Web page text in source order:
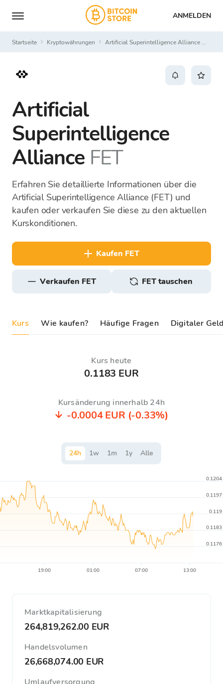
ANMELDEN
Startseite Kryptowährungen Artificial Superintelligence Alliance FET
Artificial
Superintelligence
Alliance FET
Erfahren Sie detaillierte Informationen über die
Artificial Superintelligence Alliance (FET) und
kaufen oder verkaufen Sie diese zu den aktuellen
Kurskonditionen.
kaufen FET
verkaufen FET FET tauschen
Kurs Wie kaufen? Häufige Fragen Digitaler
Kurs heute
0.1183 EUR
Kursänderung innerhalb 24h
-0.0004 EUR (-0.33%)
24h 1w 1m 1y Alle
19:00 01:00 07:00 13:00
0.1176
0.1183
0.119
0.1197
0.1204
Marktkapitalisierung
264,819,262.00 EUR
Handelsvolumen
26,668,074.00 EUR